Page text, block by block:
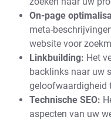
On-page
meta-
website voor
Linkbuilding: Het
backlinks naar uw
geloofwaardigheid
Technische SEO:
aspecten van uw